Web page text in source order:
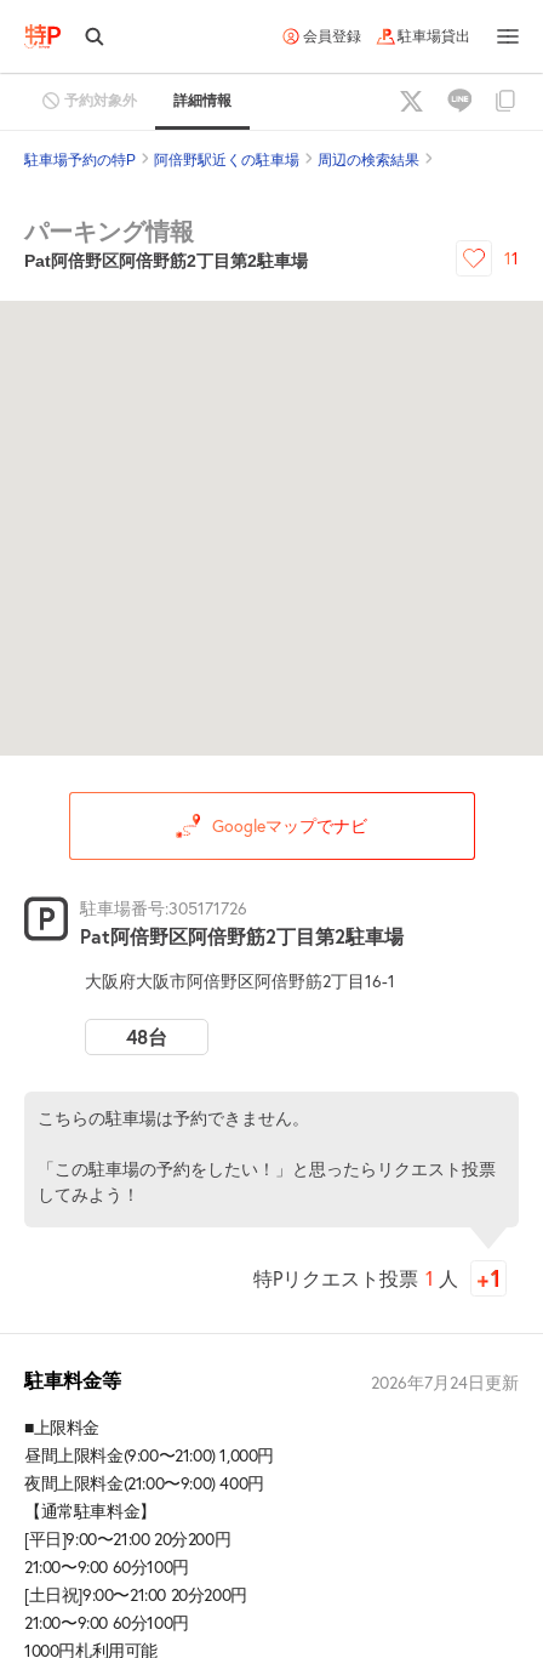
会員登録 駐車場貸出
予約対象外 詳細情報
駐車場予約の特P 阿倍野駅近くの駐車場 周辺の検索結果
パーキング情報
Pat阿倍野区阿倍野筋2丁目第2駐車場 11
Googleマップでナビ
駐車場番号:305171726
Pat阿倍野区阿倍野筋2丁目第2駐車場
大阪府大阪市阿倍野区阿倍野筋2丁目16-1
48台
こちらの駐車場は予約できません。
「この駐車場の予約をしたい！」と思ったらリクエスト投票
してみよう！
特Pリクエスト投票 1 人
駐車料金等 2026年7月24日更新
■上限料金
昼間上限料金(9:00〜21:00) 1,000円
夜間上限料金(21:00〜9:00) 400円
【通常駐車料金】
[平日]9:00〜21:00 20分200円
21:00〜9:00 60分100円
[土日祝]9:00〜21:00 20分200円
21:00〜9:00 60分100円
1000円札利用可能